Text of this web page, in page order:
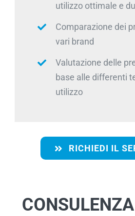
utilizzo ottimale e
Comparazione dei
vari brand
Valutazione delle
base alle differenti
utilizzo
RICHIEDI IL